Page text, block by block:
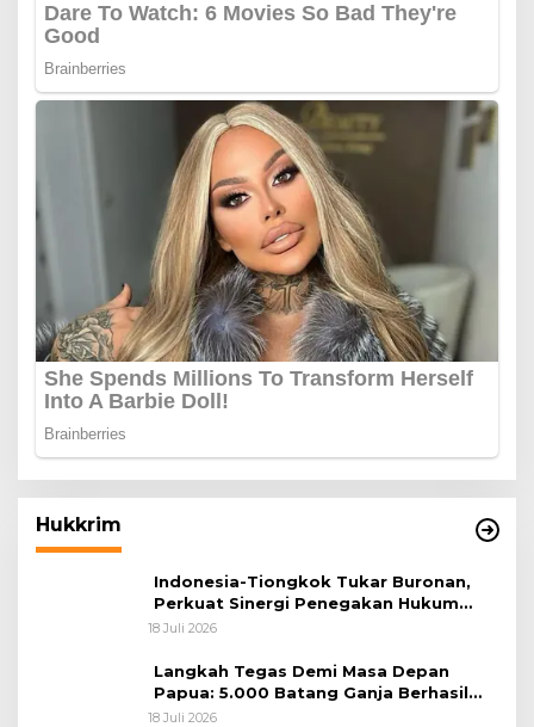
Hukkrim
Indonesia-Tiongkok Tukar Buronan,
Perkuat Sinergi Penegakan Hukum
Lintas Negara
18 Juli 2026
Langkah Tegas Demi Masa Depan
Papua: 5.000 Batang Ganja Berhasil
Diungkap Koops TNI Habema
18 Juli 2026